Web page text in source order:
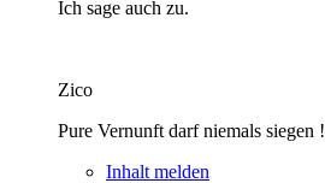
Ich sage auch zu.
Zico
Pure Vernunft darf niemals siegen !
Inhalt melden